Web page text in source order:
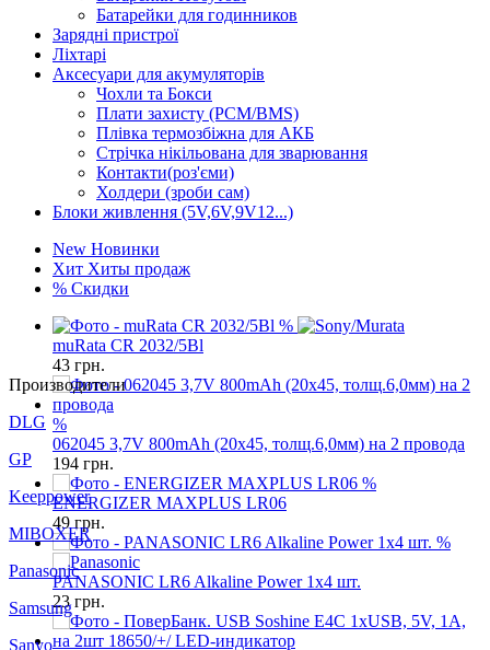
Батарейки для годинников
Зарядні пристрої
Ліхтарі
Аксесуари для акумуляторів
Чохли та Бокси
Плати захисту (PCM/BMS)
Плівка термозбіжна для АКБ
Стрічка нікільована для зварювання
Контакти(роз'єми)
Холдери (зроби сам)
Блоки живлення (5V,6V,9V12...)
New Новинки
Хит Хиты продаж
% Скидки
%
muRata CR 2032/5Bl
43 грн.
%
062045 3,7V 800mAh (20x45, толщ.6,0мм) на 2 провода
194 грн.
%
ENERGIZER MAXPLUS LR06
49 грн.
%
PANASONIC LR6 Alkaline Power 1x4 шт.
23грн.
Производители
Keeppower
MIBOXER
Panasonic
Samsung